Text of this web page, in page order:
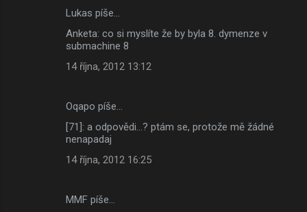
Lukas píše…
Anketa: co si myslíte že by byla 8. dymenze v
submachine 8
14 října, 2012 13:12
Oqapo píše…
[71]: a odpovědi...? ptám se, protože mě žádné
nenapadaj
14 října, 2012 16:25
MMF píše…